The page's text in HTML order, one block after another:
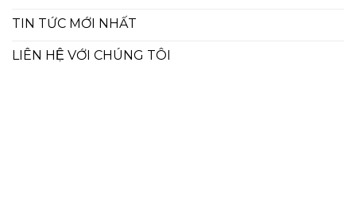
TIN TỨC MỚI NHẤT
LIÊN HỆ VỚI CHÚNG TÔI